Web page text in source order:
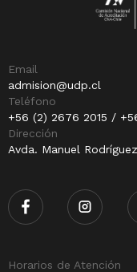
Email
admision@udp.cl
Teléfono
+56 (2) 2676 2015 /
Dirección
Avda. Manuel
Horarios de Atención